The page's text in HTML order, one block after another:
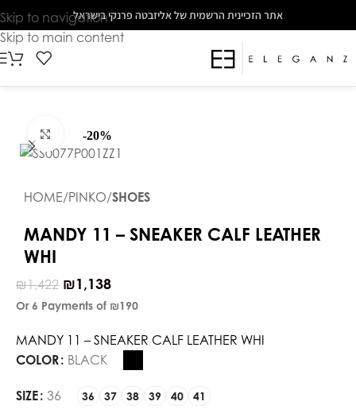
The
beginning
of
web
main
Content
Skip to navigation
Skip to main content
אתר הזכיינית הרשמית של אליזבטה פרנקי בישראל
-20%
Click to enlarge
HOME PINKO SHOES
MANDY 11 – SNEAKER CALF LEATHER
WHI
₪1,422 ₪1,138
Or 6 Payments of ₪190
MANDY 11 – SNEAKER CALF LEATHER WHI
COLOR BLACK
SIZE 36 36 37 38 39 40 41